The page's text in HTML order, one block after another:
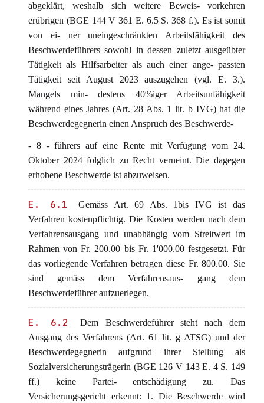
abgeklärt, weshalb sich weitere Beweis- vorkehren
erübrigen (BGE 144 V 361 E. 6.5 S. 368 f.). Es ist somit
von ei- ner uneingeschränkten Arbeitsfähigkeit des
Beschwerdeführers sowohl in dessen zuletzt ausgeübter
Tätigkeit als Hilfsarbeiter als auch einer ange- passten
Tätigkeit seit August 2023 auszugehen (vgl. E. 3.).
Mangels min- destens 40%iger Arbeitsunfähigkeit
während eines Jahres (Art. 28 Abs. 1 lit. b IVG) hat die
Beschwerdegegnerin einen Anspruch des Beschwerde-
- 8 - führers auf eine Rente mit Verfügung vom 24.
Oktober 2024 folglich zu Recht verneint. Die dagegen
erhobene Beschwerde ist abzuweisen.
E. 6.1
Gemäss Art. 69 Abs. 1bis IVG ist das
Verfahren kostenpflichtig. Die Kosten werden nach dem
Verfahrensausgang und unabhängig vom Streitwert im
Rahmen von Fr. 200.00 bis Fr. 1'000.00 festgesetzt. Für
das vorliegende Verfahren betragen diese Fr. 800.00. Sie
sind gemäss dem Verfahrensaus- gang dem
Beschwerdeführer aufzuerlegen.
E. 6.2
Dem Beschwerdeführer steht nach dem
Ausgang des Verfahrens (Art. 61 lit. g ATSG) und der
Beschwerdegegnerin aufgrund ihrer Stellung als
Sozialversicherungsträgerin (BGE 126 V 143 E. 4 S. 149
ff.) keine Partei- entschädigung zu. Das
Versicherungsgericht erkennt: 1. Die Beschwerde wird